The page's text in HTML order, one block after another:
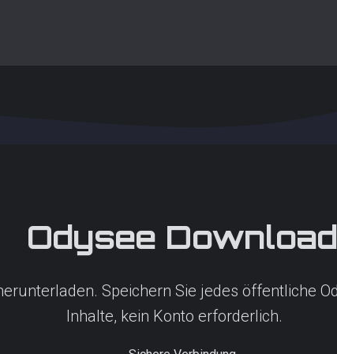
Odysee
Speichern Sie jedes öffentliche
Inhalte, kein Konto erforderlich.